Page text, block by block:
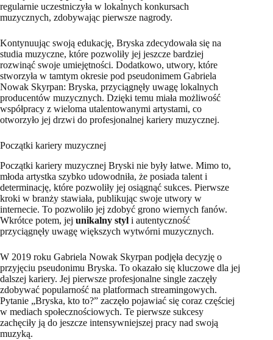
regularnie uczestniczyła w lokalnych konkursach
muzycznych, zdobywając pierwsze nagrody.
Kontynuując swoją edukację, Bryska zdecydowała się na
studia muzyczne, które pozwoliły jej jeszcze bardziej
rozwinąć swoje umiejętności. Dodatkowo, utwory, które
stworzyła w tamtym okresie pod pseudonimem Gabriela
Nowak Skyrpan: Bryska, przyciągnęły uwagę lokalnych
producentów muzycznych. Dzięki temu miała możliwość
współpracy z wieloma utalentowanymi artystami, co
otworzyło jej drzwi do profesjonalnej kariery muzycznej.
Początki kariery muzycznej
Początki kariery muzycznej Bryski nie były łatwe. Mimo to,
młoda artystka szybko udowodniła, że posiada talent i
determinację, które pozwoliły jej osiągnąć sukces. Pierwsze
kroki w branży stawiała, publikując swoje utwory w
internecie. To pozwoliło jej zdobyć grono wiernych fanów.
Wkrótce potem, jej unikalny styl i autentyczność
przyciągnęły uwagę większych wytwórni muzycznych.
W 2019 roku Gabriela Nowak Skyrpan podjęła decyzję o
przyjęciu pseudonimu Bryska. To okazało się kluczowe dla jej
dalszej kariery. Jej pierwsze profesjonalne single zaczęły
zdobywać popularność na platformach streamingowych.
Pytanie „Bryska, kto to?” zaczęło pojawiać się coraz częściej
w mediach społecznościowych. Te pierwsze sukcesy
zachęciły ją do jeszcze intensywniejszej pracy nad swoją
muzyką.